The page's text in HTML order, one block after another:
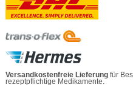
Versandkostenfreie Lieferung für
rezeptpflichtige Medikamente.